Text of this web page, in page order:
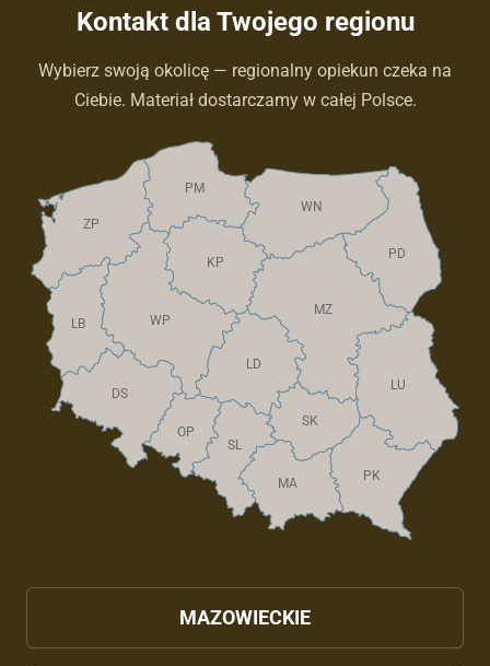
Kontakt dla Twojego regionu
Wybierz swoją okolicę — regionalny opiekun czeka na
Ciebie. Materiał dostarczamy w całej Polsce.
DS
KP
LU
LB
MZ
MA
OP
PK
PD
PM
WN
WP
ZP
LD
SL
SK
MAZOWIECKIE